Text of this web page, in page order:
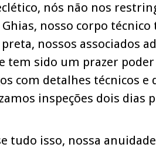
nós não nos
nosso corpo
nossos associados
tem sido um prazer
com detalhes técnicos e
inspeções dois dias
tudo isso, nossa